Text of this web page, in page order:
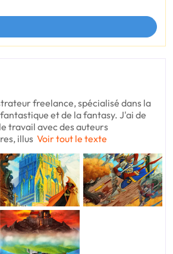
freelance, spécialisé dans la
et de la fantasy. J'ai de
travail avec des auteurs
illus Voir tout le texte